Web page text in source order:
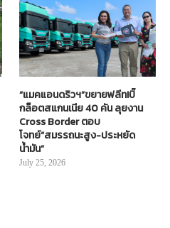
“แมคแอนดริวฯ”ขยายฟลีท!บิ๊
กล็อตสแกนเนีย 40 คัน ลุยงาน
Cross Border ตอบ
โจทย์“สมรรถนะสูง-ประหยัด
น้ำมัน”
July 25, 2026